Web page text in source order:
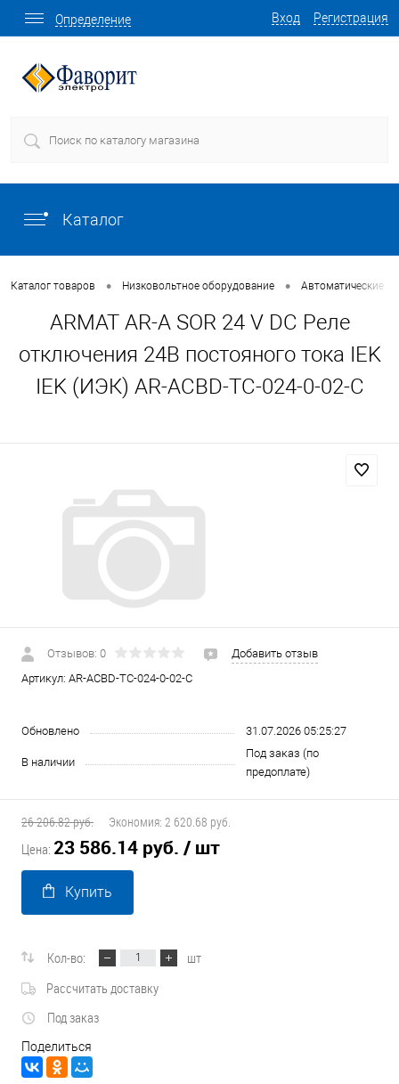
Вход Регистрация
Определение
Каталог
Каталог товаров • Низковольтное оборудование • Автоматические
ARMAT AR-A SOR 24 V DC Реле
отключения 24В постояного тока IEK
IEK (ИЭК) AR-ACBD-TC-024-0-02-C
Отзывов: 0
Добавить отзыв
Артикул: AR-ACBD-TC-024-0-02-C
Обновлено 31.07.2026 05:25:27
В наличии
Под заказ (по
предоплате)
26 206.82 руб. Экономия: 2 620.68 руб.
Цена: 23 586.14 руб. / шт
Купить
Кол-во:
шт
Рассчитать доставку
Под заказ
Поделиться